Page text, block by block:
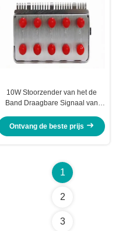
10W Stoorzender van het de
Band Draagbare Signaal van
Dekking voor Mobiele Telefoon
Ontvang de beste prijs
1
2
3